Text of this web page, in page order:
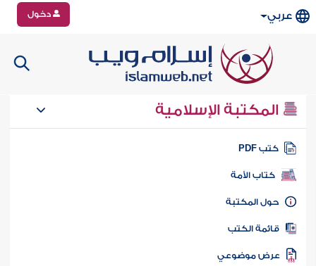
عربي دخول
المكتبة الإسلامية
كتب PDF
كتاب الأمة
المكتبة
الكتب